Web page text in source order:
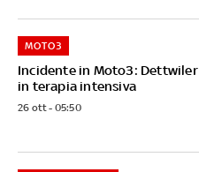
Incidente in Moto3: Dettwiler
in terapia intensiva
MOTO3
26 ott - 05:50